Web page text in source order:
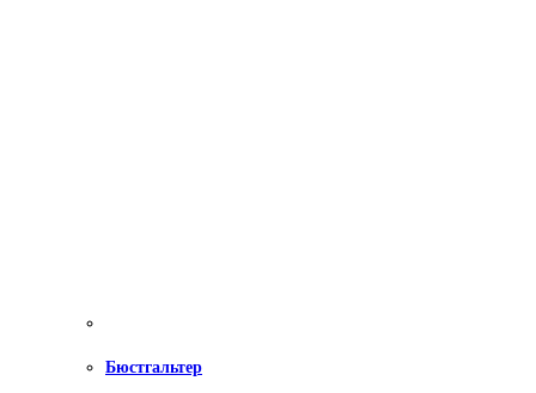
Бюстгальтер